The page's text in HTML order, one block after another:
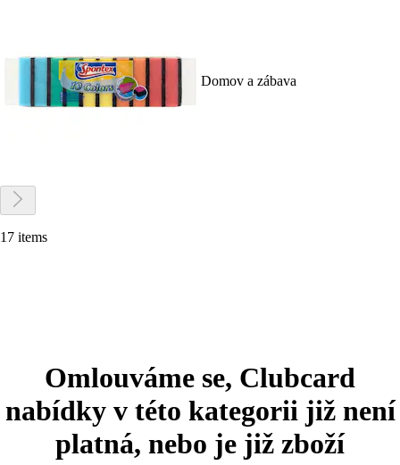
Domov a zábava
17 items
Omlouváme se, Clubcard
nabídky v této kategorii již není
platná, nebo je již zboží